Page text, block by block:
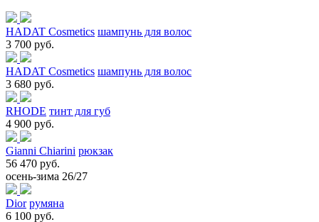
HADAT Cosmetics шампунь для волос
3 700 руб.
HADAT Cosmetics шампунь для волос
3 680 руб.
RHODE тинт для губ
4 900 руб.
Gianni Chiarini рюкзак
56 470 руб.
осень-зима 26/27
Dior румяна
6 100 руб.